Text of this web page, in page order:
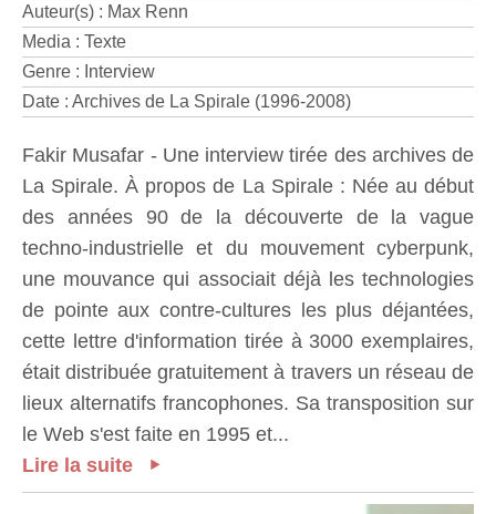
Auteur(s) : Max Renn
Media : Texte
Genre : Interview
Date : Archives de La Spirale (1996-2008)
Fakir Musafar - Une interview tirée des archives de
La Spirale. À propos de La Spirale : Née au début
des années 90 de la découverte de la vague
techno-industrielle et du mouvement cyberpunk,
une mouvance qui associait déjà les technologies
de pointe aux contre-cultures les plus déjantées,
cette lettre d'information tirée à 3000 exemplaires,
était distribuée gratuitement à travers un réseau de
lieux alternatifs francophones. Sa transposition sur
le Web s'est faite en 1995 et...
Lire la suite